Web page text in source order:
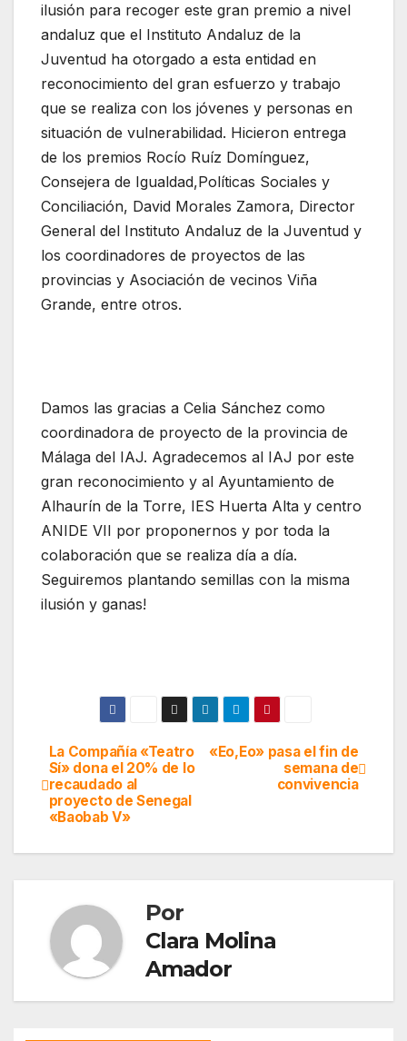
ilusión para recoger este gran premio a nivel
andaluz que el Instituto Andaluz de la
Juventud ha otorgado a esta entidad en
reconocimiento del gran esfuerzo y trabajo
que se realiza con los jóvenes y personas en
situación de vulnerabilidad. Hicieron entrega
de los premios Rocío Ruíz Domínguez,
Consejera de Igualdad,Políticas Sociales y
Conciliación, David Morales Zamora, Director
General del Instituto Andaluz de la Juventud y
los coordinadores de proyectos de las
provincias y Asociación de vecinos Viña
Grande, entre otros.
Damos las gracias a Celia Sánchez como
coordinadora de proyecto de la provincia de
Málaga del IAJ. Agradecemos al IAJ por este
gran reconocimiento y al Ayuntamiento de
Alhaurín de la Torre, IES Huerta Alta y centro
ANIDE VII por proponernos y por toda la
colaboración que se realiza día a día.
Seguiremos plantando semillas con la misma
ilusión y ganas!
Navegación
de
«Eo,Eo» pasa el fin de
semana de
convivencia
La Compañía «Teatro
Sí» dona el 20% de lo
recaudado al
proyecto de Senegal
«Baobab V»
Por
Clara Molina
Amador